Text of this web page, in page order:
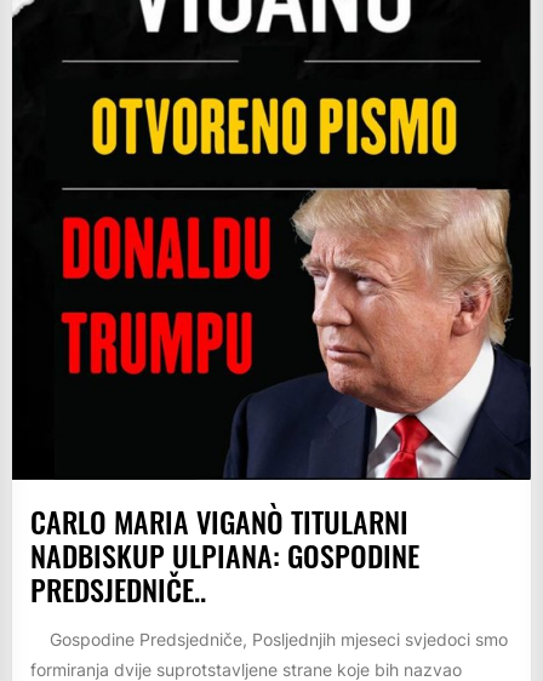
CARLO MARIA VIGANÒ TITULARNI
NADBISKUP ULPIANA: GOSPODINE
PREDSJEDNIČE..
Gospodine Predsjedniče, Posljednjih mjeseci svjedoci smo
formiranja dvije suprotstavljene strane koje bih nazvao